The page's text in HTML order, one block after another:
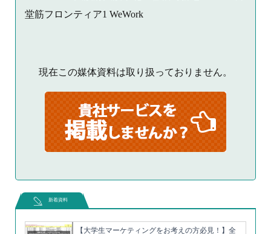
堂筋フロンティア1 WeWork
現在この媒体資料は取り扱っておりません。
新着資料
【大学生マーケティングをお考えの方必見！】全